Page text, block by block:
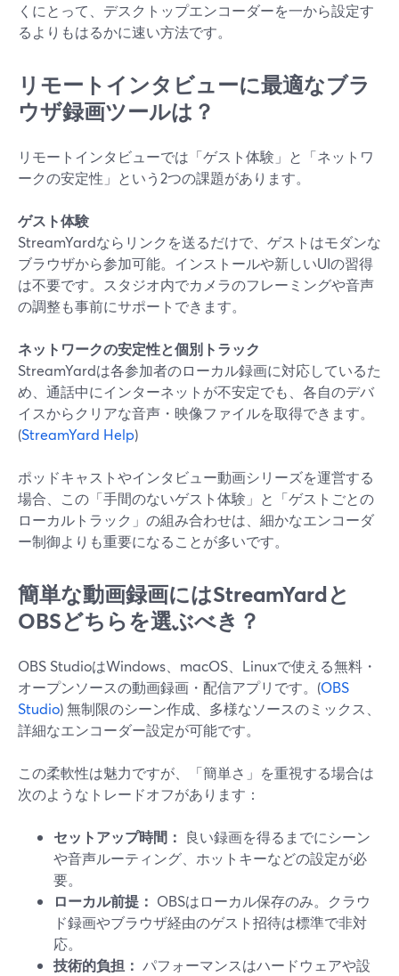
くにとって、デスクトップエンコーダーを一から設定す
るよりもはるかに速い方法です。
リモートインタビューに最適なブラ
ウザ録画ツールは？
リモートインタビューでは「ゲスト体験」と「ネットワ
ークの安定性」という2つの課題があります。
ゲスト体験
StreamYardならリンクを送るだけで、ゲストはモダンな
ブラウザから参加可能。インストールや新しいUIの習得
は不要です。スタジオ内でカメラのフレーミングや音声
の調整も事前にサポートできます。
ネットワークの安定性と個別トラック
StreamYardは各参加者のローカル録画に対応しているた
め、通話中にインターネットが不安定でも、各自のデバ
イスからクリアな音声・映像ファイルを取得できます。
(StreamYard Help)
ポッドキャストやインタビュー動画シリーズを運営する
場合、この「手間のないゲスト体験」と「ゲストごとの
ローカルトラック」の組み合わせは、細かなエンコーダ
ー制御よりも重要になることが多いです。
簡単な動画録画にはStreamYardと
OBSどちらを選ぶべき？
OBS StudioはWindows、macOS、Linuxで使える無料・
オープンソースの動画録画・配信アプリです。(OBS
Studio) 無制限のシーン作成、多様なソースのミックス、
詳細なエンコーダー設定が可能です。
この柔軟性は魅力ですが、「簡単さ」を重視する場合は
次のようなトレードオフがあります：
セットアップ時間： 良い録画を得るまでにシーン
や音声ルーティング、ホットキーなどの設定が必
要。
ローカル前提： OBSはローカル保存のみ。クラウ
ド録画やブラウザ経由のゲスト招待は標準で非対
応。
技術的負担： パフォーマンスはハードウェアや設